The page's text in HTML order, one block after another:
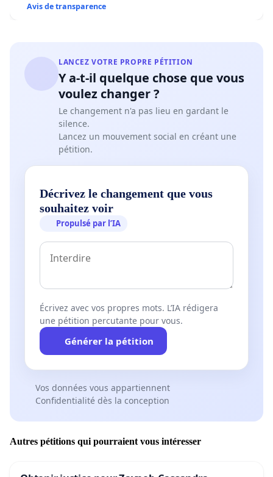
Avis de transparence
LANCEZ VOTRE PROPRE PÉTITION
Y a-t-il quelque chose que vous
voulez changer ?
Le changement n'a pas lieu en gardant le
silence.
Lancez un mouvement social en créant une
pétition.
Décrivez le changement que vous
souhaitez voir
Propulsé par l’IA
Écrivez avec vos propres mots. L’IA rédigera
une pétition percutante pour vous.
Générer la pétition
Vos données vous appartiennent
Confidentialité dès la conception
Autres pétitions qui pourraient vous intéresser